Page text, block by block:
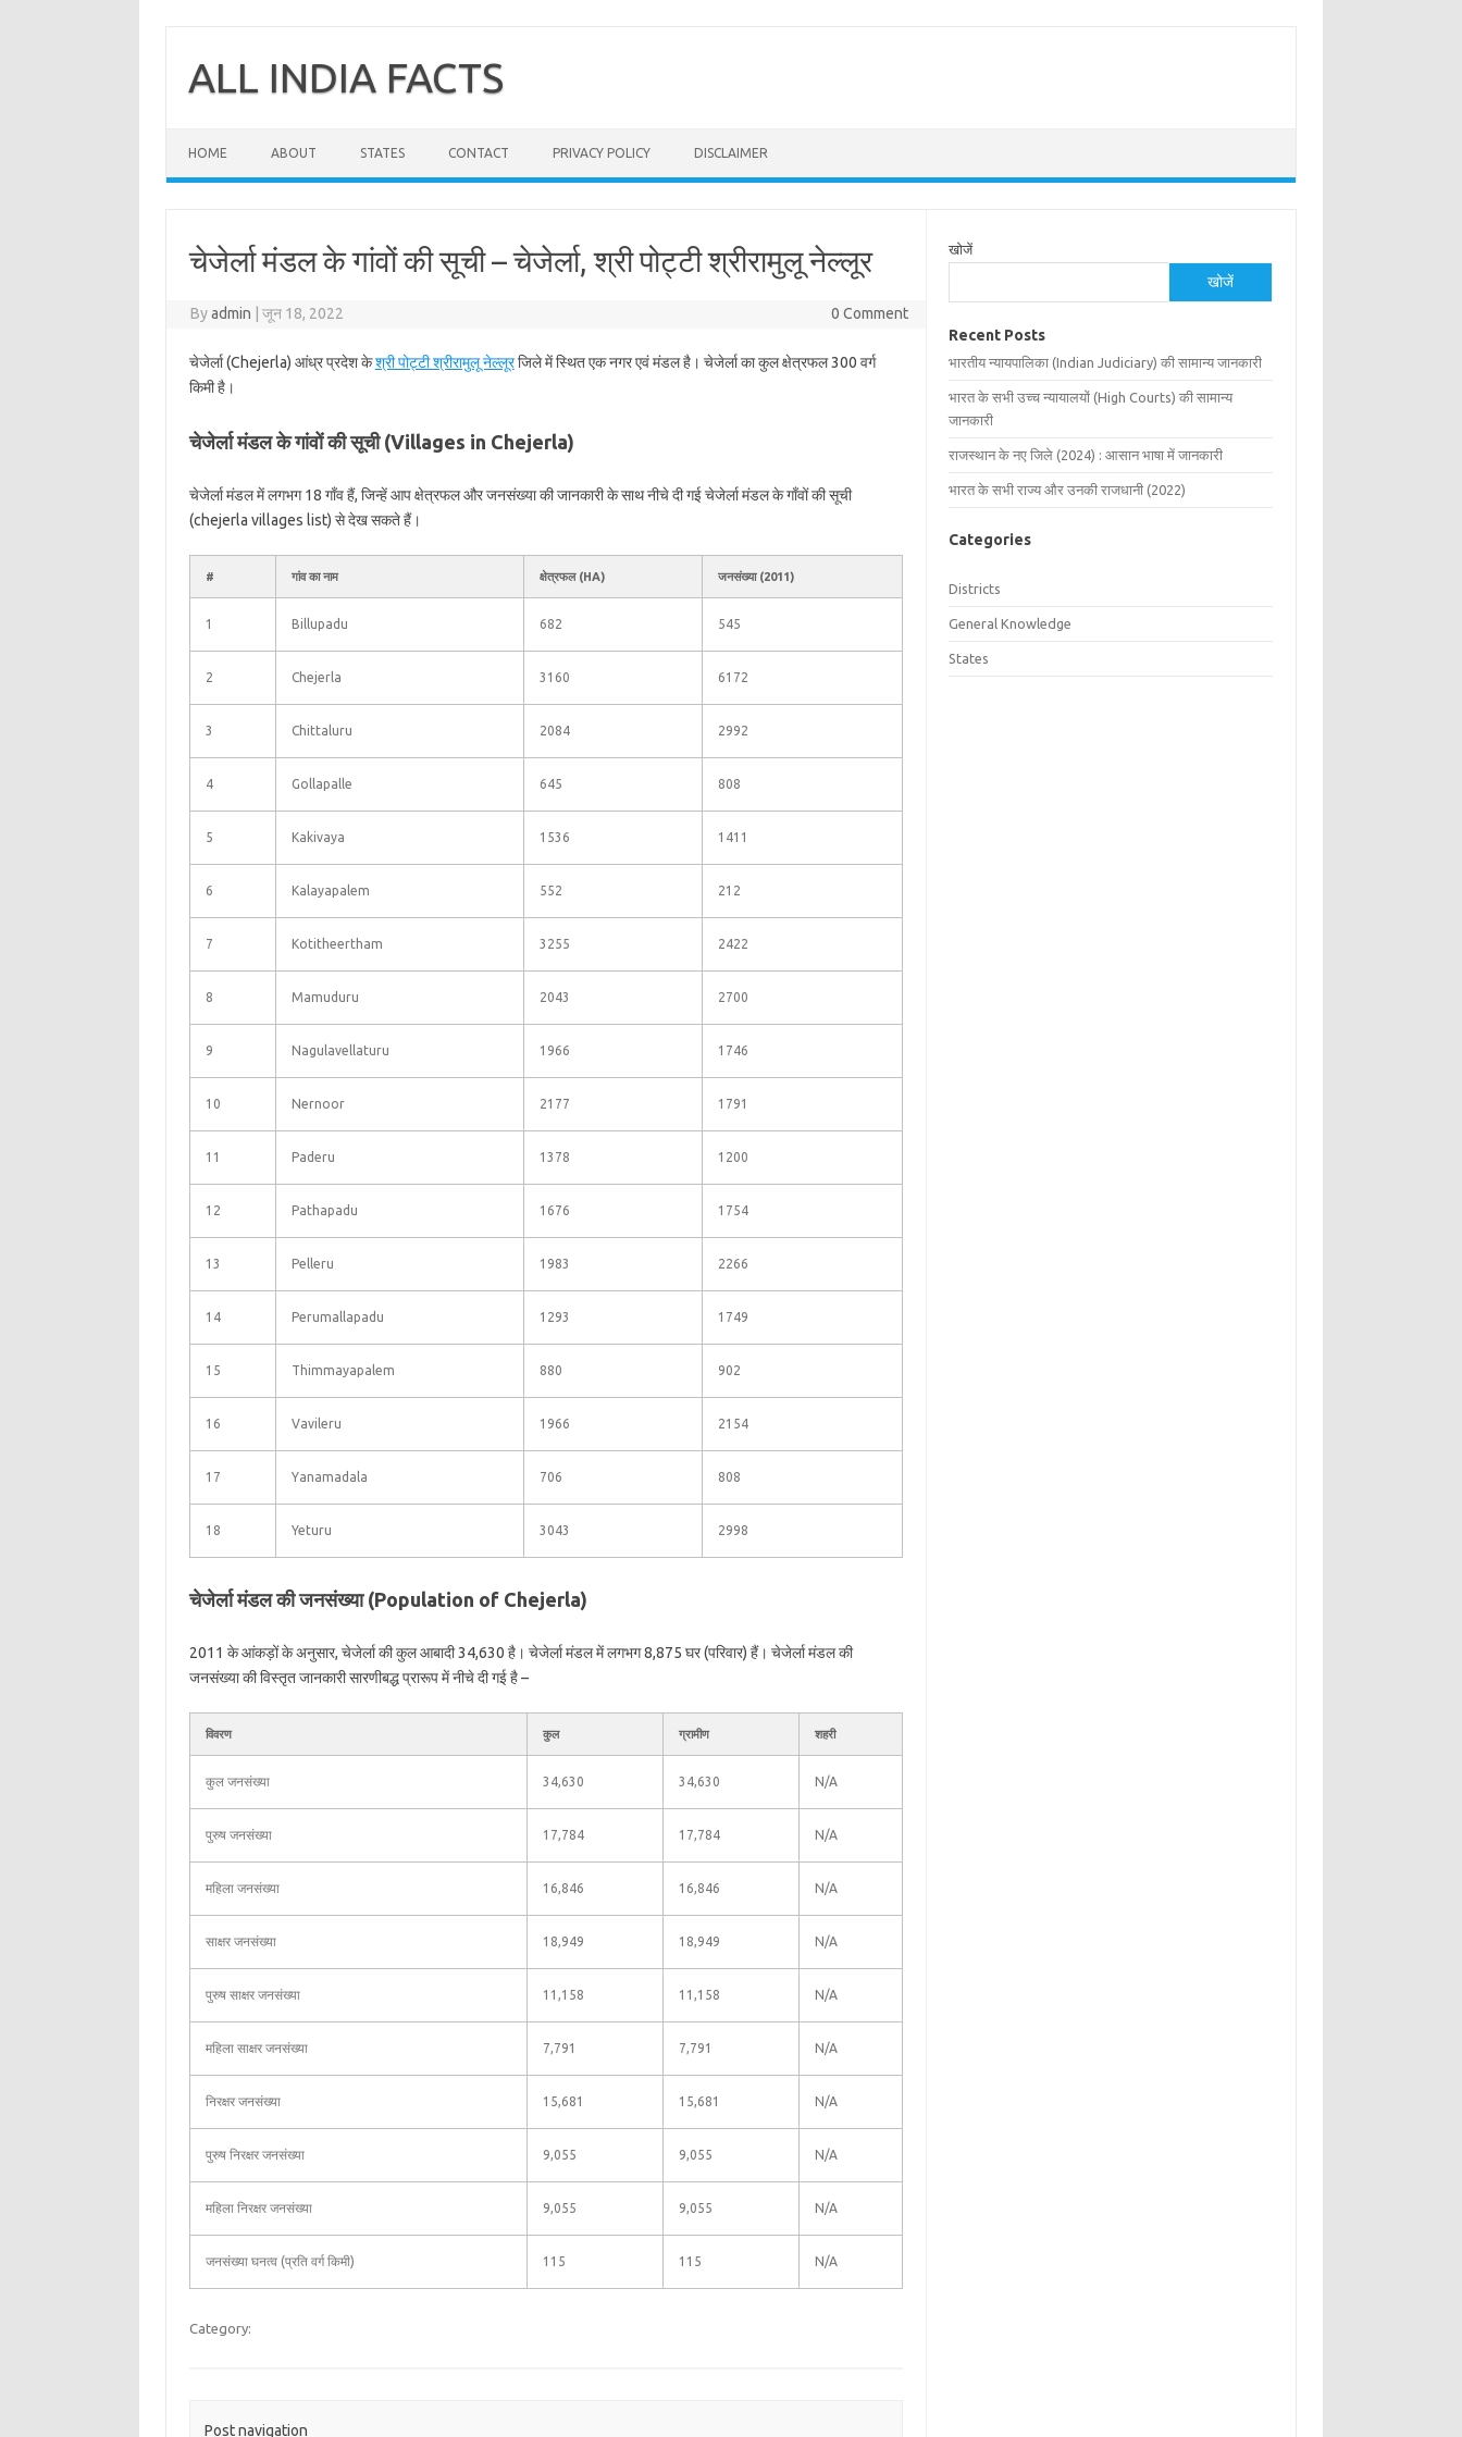
contentALL INDIA FACTS
HOME ABOUT STATES CONTACT PRIVACY POLICY DISCLAIMER
चेजेर्ला मंडल के गांवों की सूची – चेजेर्ला, श्री पोट्टी श्रीरामुलू नेल्लूर
Byadmin जून 18, 2022 0 Comment
चेजेर्ला (Chejerla) आंध्र प्रदेश केश्री पोट्टी श्रीरामुलू नेल्लूरजिले में स्थित एक नगर एवं मंडल है। चेजेर्ला का कुल क्षेत्रफल 300 वर्ग
किमी है।
चेजेर्ला मंडल के गांवों की सूची (Villages in Chejerla)
चेजेर्ला मंडल में लगभग 18 गाँव हैं, जिन्हें आप क्षेत्रफल और जनसंख्या की जानकारी के साथ नीचे दी गई चेजेर्ला मंडल के गाँवों की सूची
(chejerla villages list) से देख सकते हैं।
# गांव का नाम क्षेत्रफल (HA) जनसंख्या (2011)
1 Billupadu 682 545
2 Chejerla 3160 6172
3 Chittaluru 2084 2992
4 Gollapalle 645 808
5 Kakivaya 1536 1411
6 Kalayapalem 552 212
7 Kotitheertham 3255 2422
8 Mamuduru 2043 2700
9 Nagulavellaturu 1966 1746
10 Nernoor 2177 1791
11 Paderu 1378 1200
12 Pathapadu 1676 1754
13 Pelleru 1983 2266
14 Perumallapadu 1293 1749
15 Thimmayapalem 880 902
16 Vavileru 1966 2154
17 Yanamadala 706 808
18 Yeturu 3043 2998
चेजेर्ला मंडल की जनसंख्या (Population of Chejerla)
2011 के आंकड़ों के अनुसार, चेजेर्ला की कुल आबादी 34,630 है। चेजेर्ला मंडल में लगभग 8,875 घर (परिवार) हैं। चेजेर्ला मंडल की
जनसंख्या की विस्तृत जानकारी सारणीबद्ध प्रारूप में नीचे दी गई है –
विवरण कुल ग्रामीण शहरी
कुल जनसंख्या 34,630 34,630 N/A
पुरुष जनसंख्या 17,784 17,784 N/A
महिला जनसंख्या 16,846 16,846 N/A
साक्षर जनसंख्या 18,949 18,949 N/A
पुरुष साक्षर जनसंख्या 11,158 11,158 N/A
महिला साक्षर जनसंख्या 7,791 7,791 N/A
निरक्षर जनसंख्या 15,681 15,681 N/A
पुरुष निरक्षर जनसंख्या 9,055 9,055 N/A
महिला निरक्षर जनसंख्या 9,055 9,055 N/A
जनसंख्या घनत्व (प्रति वर्ग किमी) 115 115 N/A
Category:
Post navigation
खोजें
खोजें
Recent Posts
भारतीय न्यायपालिका (Indian Judiciary) की सामान्य जानकारी
भारत के सभी उच्च न्यायालयों (High Courts) की सामान्य
जानकारी
राजस्थान के नए जिले (2024) : आसान भाषा में जानकारी
भारत के सभी राज्य और उनकी राजधानी (2022)
Categories
Districts
General Knowledge
States